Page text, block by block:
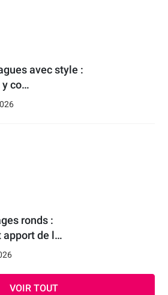
avec style :
y co…
ronds :
apport de l…
VOIR TOUT